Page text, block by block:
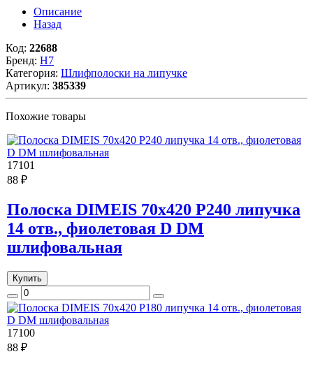
Описание
Назад
Код: 22688
Бренд: H7
Категория: Шлифполоски на липучке
Артикул: 385339
Похожие товары
17101
88 ₽
Полоска DIMEIS 70x420 Р240 липучка
14 отв., фиолетовая D DM
шлифовальная
Купить
17100
88 ₽